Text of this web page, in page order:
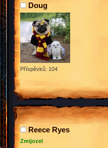
Doug
Příspěvků: 104
Reece Ryes
Zmijozel